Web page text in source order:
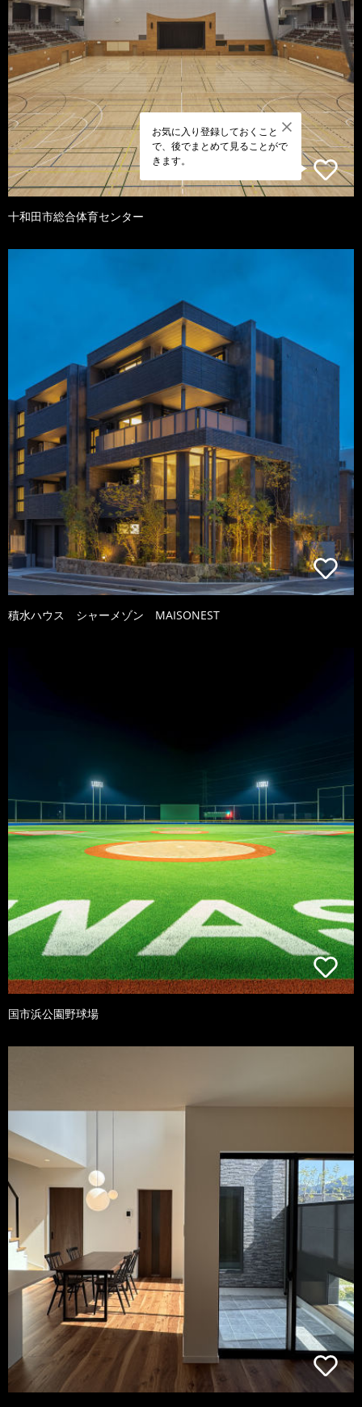
お気に入り登録しておくこと
で、後でまとめて見ることがで
きます。
十和田市総合体育センター
積水ハウス シャーメゾン MAISONEST
国市浜公園野球場